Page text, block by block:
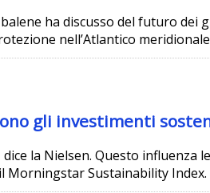
ha discusso del futuro dei
nell’Atlantico
gli investimenti
la Nielsen. Questo influenza
Morningstar Sustainability Index.